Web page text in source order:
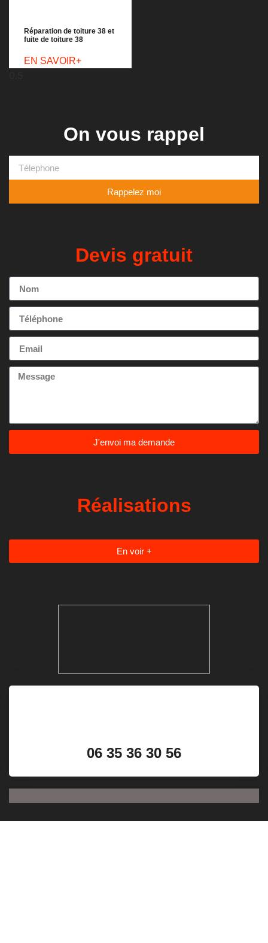
Réparation de toiture 38 et
fuite de toiture 38
EN SAVOIR+
On vous rappel
Rappelez moi
Devis gratuit
J'envoi ma demande
Réalisations
En voir +
06 35 36 30 56